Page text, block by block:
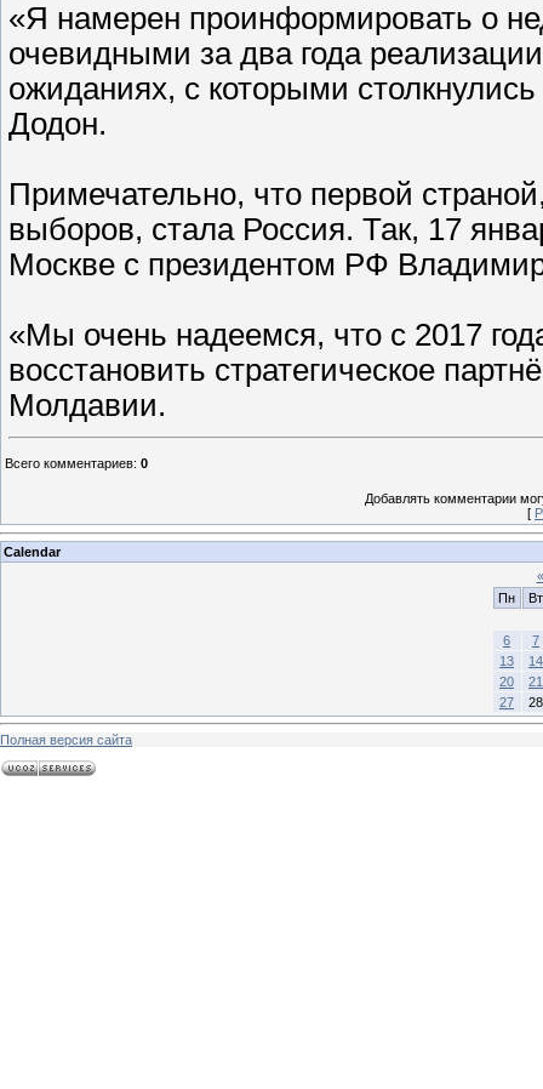
«Я намерен проинформировать о
очевидными за два года
ожиданиях, с которыми
Додон.
Примечательно, что первой
выборов, стала Россия. Так, 17
Москве с президентом РФ
«Мы очень надеемся, что с 2017
восстановить стратегическое
Молдавии.
Всего комментариев: 0
Добавлять комментарии
[
Calendar
«
Пн
Вт
6
7
13
14
20
21
27
28
Полная версия сайта